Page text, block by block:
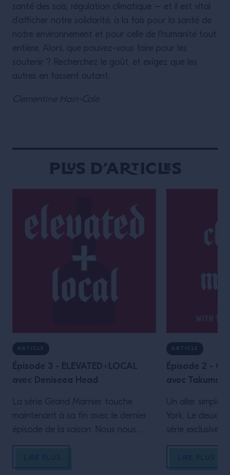
santé des sols, régulation climatique – et il est vital
d’afficher notre solidarité, à la fois pour la santé de
notre environnement et pour celle de l’humanité tout
entière. Alors, que pouvez-vous faire pour les
soutenir ? Recherchez le goût, et exigez que les
autres en fassent autant.
Clementine Hain-Cole
Plus d’articles
ARTICLE
Épisode 3 - ELEVATED+LOCAL
avec Deniseea Head
La série Grand Marnier touche
maintenant à sa fin avec le dernier
épisode de la saison. Nous nous
rendons à La Nouvelle-Orléans,
l’un des plus grands événements
ARTICLE
Épisode 2 -
avec Takuma
Un aller simple
York. Le
série exclusive
vous emmène
rencontre